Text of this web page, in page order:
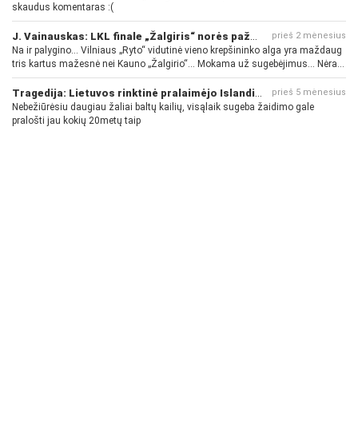
skaudus komentaras :(
prieš 2 mėnesius
Na ir palygino... Vilniaus „Ryto“ vidutinė vieno krepšininko alga yra maždaug
tris kartus mažesnė nei Kauno „Žalgirio“... Mokama už sugebėjimus... Nėra
pinigų - nėra gerų žaidėjų...
prieš 5 mėnesius
Nebežiūrėsiu daugiau žaliai baltų kailių, visąlaik sugeba žaidimo gale
pralošti jau kokių 20metų taip